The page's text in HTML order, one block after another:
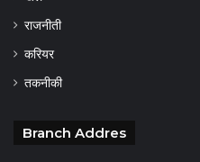
राजनीती
करियर
तकनीकी
Branch Addres